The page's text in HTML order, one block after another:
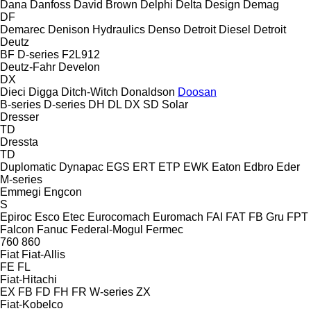
Dana Danfoss David Brown Delphi Delta Design Demag
DF
Demarec Denison Hydraulics Denso Detroit Diesel Detroit
Deutz
BF D-series F2L912
Deutz-Fahr Develon
DX
Dieci Digga Ditch-Witch Donaldson Doosan
B-series D-series DH DL DX SD Solar
Dresser
TD
Dressta
TD
Duplomatic Dynapac EGS ERT ETP EWK Eaton Edbro Eder
M-series
Emmegi Engcon
S
Epiroc Esco Etec Eurocomach Euromach FAI FAT FB Gru FPT
Falcon Fanuc Federal-Mogul
Fermec
760 860
Fiat Fiat-Allis
FE FL
Fiat-Hitachi
EX FB FD FH FR W-series ZX
Fiat-Kobelco